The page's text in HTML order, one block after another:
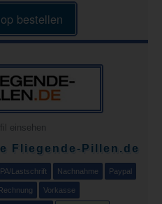
bestellen
einsehen
Fliegende-Pillen.de
Lastschrift Nachnahme Paypal
Vorkasse